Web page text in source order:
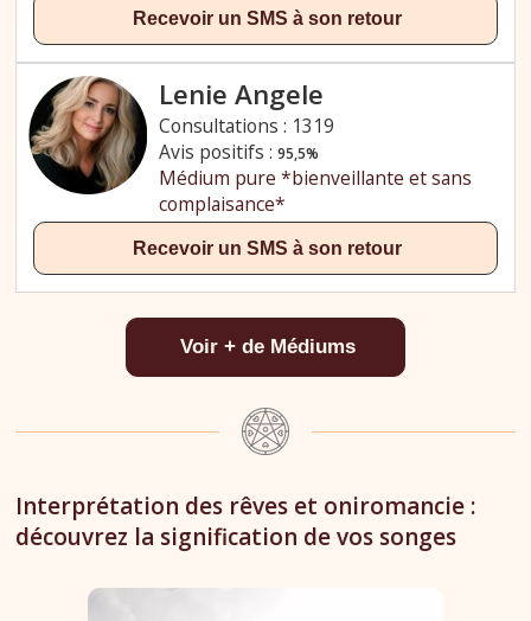
Interprétation des rêves et oniromancie :
découvrez la signification de vos songes